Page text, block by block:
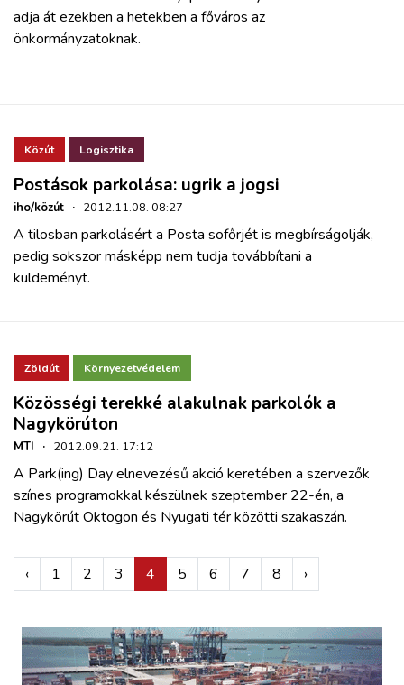
adja át ezekben a hetekben a főváros az
önkormányzatoknak.
Közút Logisztika
Postások parkolása: ugrik a jogsi
iho/közút · 2012.11.08. 08:27
A tilosban parkolásért a Posta sofőrjét is megbírságolják,
pedig sokszor másképp nem tudja továbbítani a
küldeményt.
Zöldút Környezetvédelem
Közösségi terekké alakulnak parkolók a
Nagykörúton
MTI · 2012.09.21. 17:12
A Park(ing) Day elnevezésű akció keretében a szervezők
színes programokkal készülnek szeptember 22-én, a
Nagykörút Oktogon és Nyugati tér közötti szakaszán.
‹ 1 2 3 4 5 6 7 8 ›